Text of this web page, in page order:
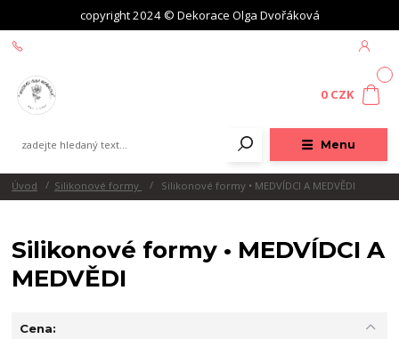
copyright 2024 © Dekorace Olga Dvořáková
Menu
0 CZK
Úvod Silikonové formy Silikonové formy • MEDVÍDCI A MEDVĚDI
Silikonové formy • MEDVÍDCI A
MEDVĚDI
Cena: